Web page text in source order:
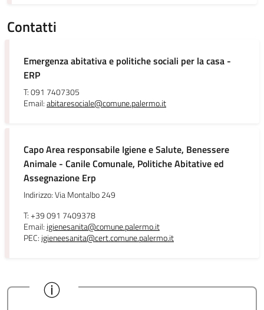
Contatti
Emergenza abitativa e politiche sociali per la casa -
ERP
T: 091 7407305
Email:abitaresociale@comune.palermo.it
Capo Area responsabile Igiene e Salute, Benessere
Animale - Canile Comunale, Politiche Abitative ed
Assegnazione Erp
Indirizzo: Via Montalbo 249
T: +39 091 7409378
Email: igienesanita@comune.palermo.it
PEC: igieneesanita@cert.comune.palermo.it